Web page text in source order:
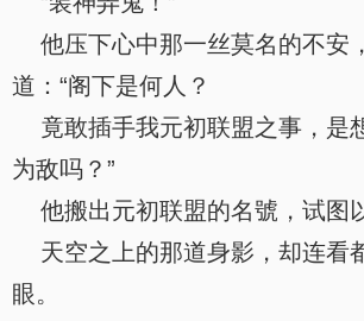
他压下心中那一丝莫名的不安
道：“阁下是何人？
竟敢插手我元初联盟之事，是
为敌吗？”
他搬出元初联盟的名號，试图
天空之上的那道身影，却连看
眼。